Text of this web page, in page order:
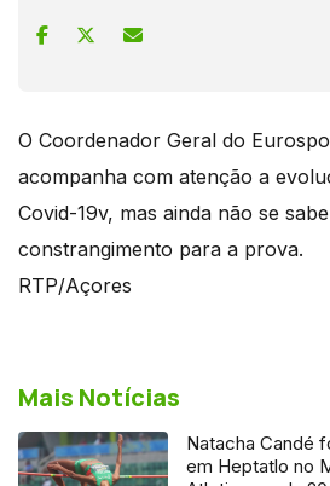
O Coordenador Geral do
acompanha com atenção a
Covid-19v, mas ainda não se
constrangimento para a prova.
RTP/Açores
Mais Notícias
Natacha Candé
em Heptatlo no